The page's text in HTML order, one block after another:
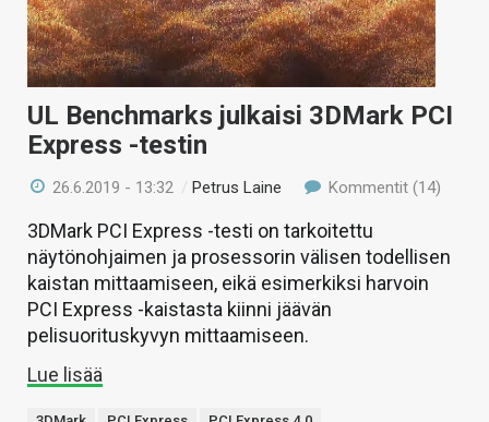
UL Benchmarks julkaisi 3DMark PCI
Express -testin
26.6.2019 - 13:32 /Petrus Laine Kommentit (14)
3DMark PCI Express -testi on tarkoitettu
näytönohjaimen ja prosessorin välisen todellisen
kaistan mittaamiseen, eikä esimerkiksi harvoin
PCI Express -kaistasta kiinni jäävän
pelisuorituskyvyn mittaamiseen.
Lue lisää